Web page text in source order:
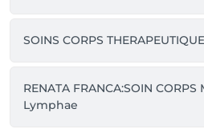
SOINS CORPS
RENATA FRANCA:SOIN
Lymphae